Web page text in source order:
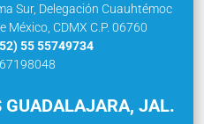
Sur, Delegación Cuauhtémoc
México, CDMX C.P. 06760
55 55749734
GUADALAJARA, JAL.